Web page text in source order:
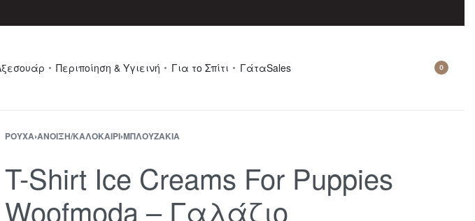
Περιποίηση & Υγιεινή Για το Σπίτι ΓάταSales 0
ΡΟΎΧΑ›ΆΝΟΙΞΗ/ΚΑΛΟΚΑΊΡΙ›ΜΠΛΟΥΖΆΚΙΑ
T-Shirt Ice Creams For Puppies
Woofmoda – Γαλάζιο